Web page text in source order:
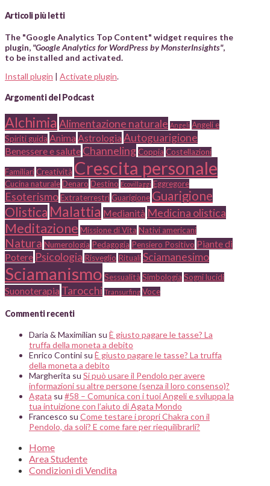
Articoli più letti
The "Google Analytics Top Content" widget requires the
plugin, "Google Analytics for WordPress by MonsterInsights",
to be installed and activated.
Install plugin | Activate plugin.
Argomenti del Podcast
Alchimia Alimentazione naturale Angeli Angeli e
Spiriti guida Anima Astrologia Autoguarigione
Benessere e salute ChannelingCoppia Costellazioni
FamiliariCreatività Crescita personale
Cucina naturaleDenaro Destino Ecovillaggi Eggregore
EsoterismoExtraterrestriGuarigione Guarigione
Olistica Malattia Medianità Medicina olistica
Meditazione Missione di Vita Nativi americani
Natura Numerologia Pedagogia Pensiero Positivo Piante di
Potere Psicologia Risveglio RitualiSciamanesimo
Sciamanismo Sessualità Simbologia Sogni lucidi
Suonoterapia Tarocchi Transurfing Voce
Commenti recenti
Daria & Maximilian su È giusto pagare le tasse? La
truffa della moneta a debito
Enrico Contini su È giusto pagare le tasse? La truffa
della moneta a debito
Margherita su Si può usare il Pendolo per avere
informazioni su altre persone (senza il loro consenso)?
Agata su #58 – Comunica con i tuoi Angeli e sviluppa la
tua intuizione con l’aiuto di Agata Mondo
Francesco su Come testare i propri Chakra con il
Pendolo, da soli? E come fare per riequilibrarli?
Home
Area Studente
Condizioni di Vendita